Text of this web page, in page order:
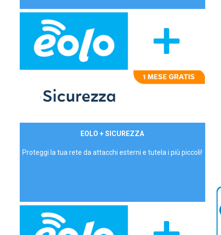
EOLO + SICUREZZA
Proteggi la tua rete da attacchi esterni e tutela i più piccoli!